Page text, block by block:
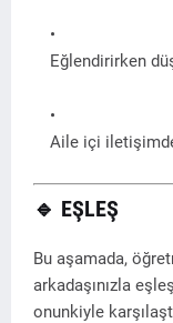
Eğlendirirken
Aile içi
🔹 EŞLEŞ
Bu aşamada,
arkadaşınızla
onunkiyle